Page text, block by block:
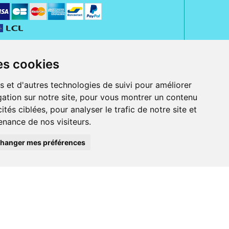
cookies
et d'autres technologies de suivi pour améliorer
sur notre site, pour vous montrer un contenu
ciblées, pour analyser le trafic de notre site et
de nos visiteurs.
mes préférences
Jeanne d' Harcourt, 80300 Albert.
ordonnance.
et iPod touch), ou sur Google Play (pour Androïd 5.0 ou version
Bancontact, PayPal.